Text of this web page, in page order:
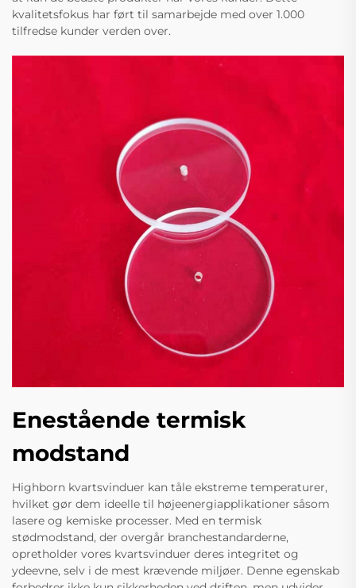
kvalitetsfokus har ført til samarbejde med over 1.000
tilfredse kunder verden over.
Enestående termisk
modstand
Highborn kvartsvinduer kan tåle ekstreme temperaturer,
hvilket gør dem ideelle til højeenergiapplikationer såsom
lasere og kemiske processer. Med en termisk
stødmodstand, der overgår branchestandarderne,
opretholder vores kvartsvinduer deres integritet og
ydeevne, selv i de mest krævende miljøer. Denne egenskab